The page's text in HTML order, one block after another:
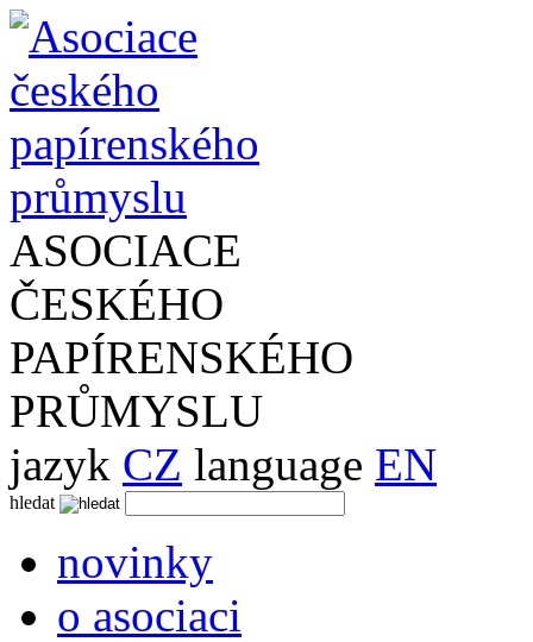
ASOCIACE
ČESKÉHO
PAPÍRENSKÉHO
PRŮMYSLU
jazyk CZ language EN
hledat
novinky
o asociaci